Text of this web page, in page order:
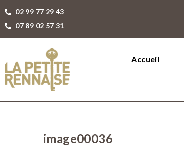
02 99 77 29 43
07 89 02 57 31
Accueil
image00036